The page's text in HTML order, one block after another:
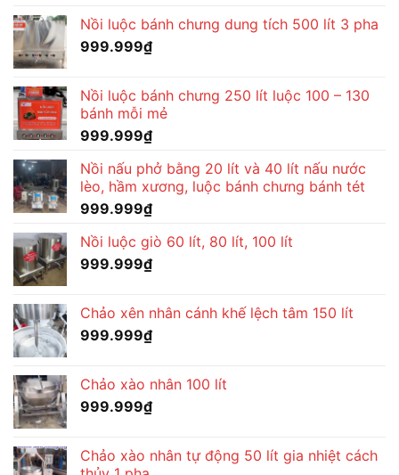
Nồi luộc bánh chưng dung tích 500 lít 3 pha
999.999₫
Nồi luộc bánh chưng 250 lít luộc 100 – 130
bánh mỗi mẻ
999.999₫
Nồi nấu phở bằng 20 lít và 40 lít nấu nước
lèo, hầm xương, luộc bánh chưng bánh tét
999.999₫
Nồi luộc giò 60 lít, 80 lít, 100 lít
999.999₫
Chảo xên nhân cánh khế lệch tâm 150 lít
999.999₫
Chảo xào nhân 100 lít
999.999₫
Chảo xào nhân tự động 50 lít gia nhiệt cách